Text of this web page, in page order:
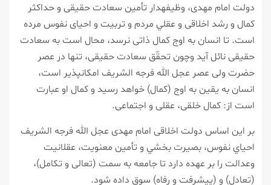
دولت امام مهدى، وظيفه‏دار تأمين سعادت حقيقى و حداكثر
كمال و رشد اخلاقى و عقلي مردم و تربيت و احياى نفوس مرده
است. تا انسان به اوج كمال ذاتى نرسد، محال است به سعادت
حقيقى نائل آيد وچون تحقّق سعادت حقيقى، تنها در عصر
حضرت ولى عصر عجل الله فرجه الشريف امكان‏پذير است،
انسان به يقين به اوج (كمال) خواهد رسيد و كمال او عبارت
است از: كمال خلقى، عقلى و اجتماعى.
بر اين اساس دولت اخلاقى امام مهدى عجل الله فرجه الشريف
احياي نفوس، بصيرت بخشي و تأمين معنويت، عقلانيت
وعدالت را بر عهده دارد تا جامعه به سمت (تعالى و تكامل)،
(تعادل) و (پيشرفت و رفاه) سوق داده شود.